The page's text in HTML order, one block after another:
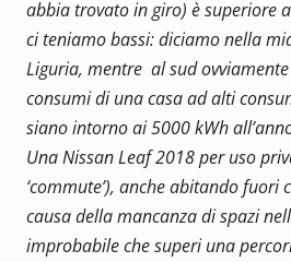
abbia trovato in giro) è superiore
ci teniamo bassi: diciamo nella
Liguria, mentre al sud
consumi di una casa ad alti
siano intorno ai 5000 kWh
Una Nissan Leaf 2018 per uso
‘commute’), anche abitando
causa della mancanza di spazi
improbabile che superi una